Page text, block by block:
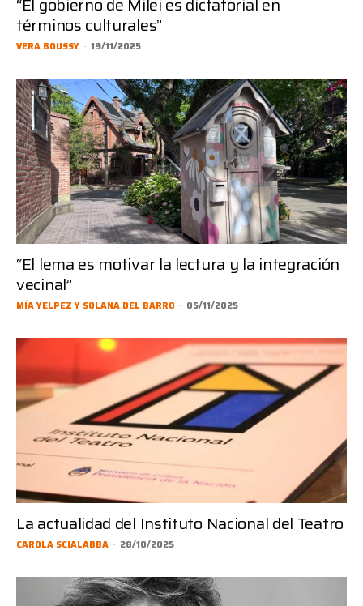
términos culturales”
VERA BOUSSY - 19/11/2025
“El lema es motivar la lectura y la integración
vecinal”
MÍA YELPEZ Y SOLANA DEL BARRO - 05/11/2025
La actualidad del Instituto Nacional del Teatro
CAROLA SCIALABBA - 28/10/2025